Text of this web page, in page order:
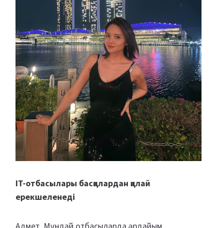
IT-отбасылары басқалардан қалай
ерекшеленеді